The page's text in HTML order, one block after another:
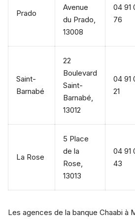
Prado
Avenue
du Prado,
13008
04 91
76
Saint-
Barnabé
22
Boulevard
Saint-
Barnabé,
13012
04 91
21
La Rose
5 Place
de la
Rose,
13013
04 91
43
Les agences de la banque Chaabi à